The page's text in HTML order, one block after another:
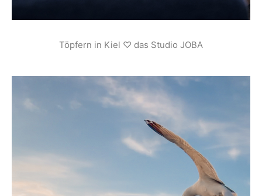
Töpfern in Kiel ♡ das Studio JOBA